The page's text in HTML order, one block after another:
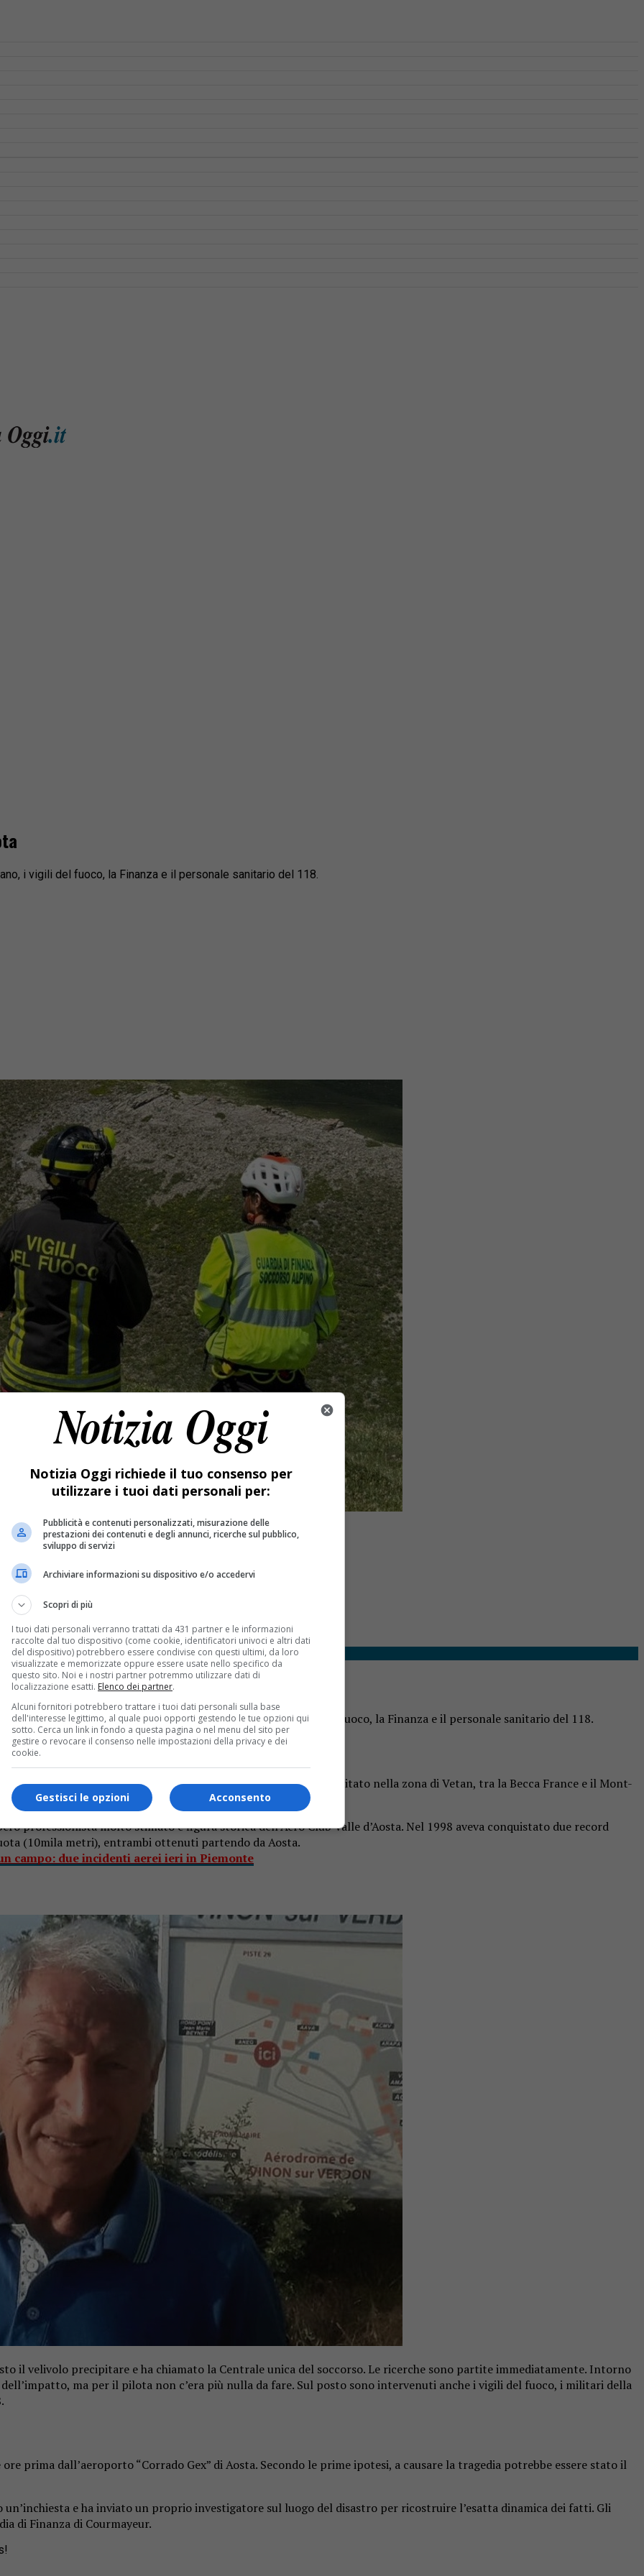
i vigili del fuoco, la Finanza e il personale sanitario del 118.
intervenuti i tecnici del Soccorso alpino valdostano, i vigili del fuoco, la Finanza e il personale sanitario del 118.
pilota
5 luglio, nei cieli sopra la Valle d’Aosta. Un aliante è precipitato nella zona di Vetan, tra la Becca France e il Mont-
80 anni, è deceduto sul colpo. Lo riportaAosta Sera
professionista molto stimato e figura storica dell’Aero Club Valle d’Aosta. Nel 1998 aveva conquistato due record
(10mila metri), entrambi ottenuti partendo da Aosta.
campo: due incidenti aerei ieri in Piemonte
il velivolo precipitare e ha chiamato la Centrale unica del soccorso. Le ricerche sono partite immediatamente. Intorno
ma per il pilota non c’era più nulla da fare. Sul posto sono intervenuti anche i vigili del fuoco, i militari della
prima dall’aeroporto “Corrado Gex” di Aosta. Secondo le prime ipotesi, a causare la tragedia potrebbe essere stato il
un’inchiesta e ha inviato un proprio investigatore sul luogo del disastro per ricostruire l’esatta dinamica dei fatti. Gli
di Finanza di Courmayeur.
Notizia Oggi richiede il tuo consenso per
utilizzare i tuoi dati personali per:
Pubblicità e contenuti personalizzati, misurazione delle
prestazioni dei contenuti e degli annunci, ricerche sul pubblico,
sviluppo di servizi
Archiviare informazioni su dispositivo e/o accedervi
Scopri di più
I tuoi dati personali verranno trattati da 431 partner e le informazioni
raccolte dal tuo dispositivo (come cookie, identificatori univoci e altri dati
del dispositivo) potrebbero essere condivise con questi ultimi, da loro
visualizzate e memorizzate oppure essere usate nello specifico da
questo sito. Noi e i nostri partner potremmo utilizzare dati di
localizzazione esatti. Elenco dei partner.
Alcuni fornitori potrebbero trattare i tuoi dati personali sulla base
dell'interesse legittimo, al quale puoi opporti gestendo le tue opzioni qui
sotto. Cerca un link in fondo a questa pagina o nel menu del sito per
gestire o revocare il consenso nelle impostazioni della privacy e dei
cookie.
Acconsento
Gestisci le opzioni